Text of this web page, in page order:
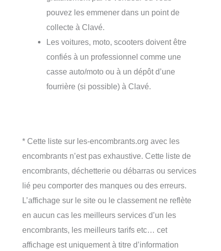
pouvez les emmener dans un point de
collecte à Clavé.
Les voitures, moto, scooters doivent être
confiés à un professionnel comme une
casse auto/moto ou à un dépôt d’une
fourrière (si possible) à Clavé.
* Cette liste sur les-encombrants.org avec les
encombrants n’est pas exhaustive. Cette liste de
encombrants, déchetterie ou débarras ou services
lié peu comporter des manques ou des erreurs.
L’affichage sur le site ou le classement ne reflète
en aucun cas les meilleurs services d’un les
encombrants, les meilleurs tarifs etc… cet
affichage est uniquement à titre d’information